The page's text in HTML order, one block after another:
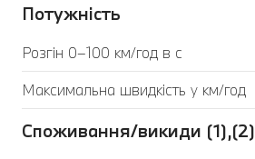
Потужність
Розгін 0–100 км/год в с
Максимальна швидкість у км/год
Споживання/викиди (1),(2)